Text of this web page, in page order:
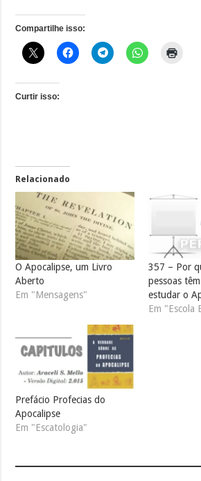
Compartilhe isso:
Curtir isso:
Relacionado
O Apocalipse, um Livro
Aberto
Em "Mensagens"
357 – Por
pessoas
estudar o
Em "Escola
Prefácio Profecias do
Apocalipse
Em "Escatologia"